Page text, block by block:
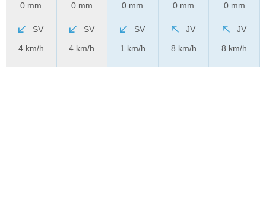
0 mm
SV
4 km/h
0 mm
SV
4 km/h
0 mm
SV
1 km/h
0 mm
JV
8 km/h
0 mm
JV
8 km/h